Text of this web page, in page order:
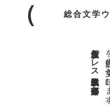
総合文学
金魚屋プレス日本版代表 齋藤都